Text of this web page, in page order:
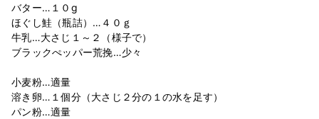
バター…１０g
ほぐし鮭（瓶詰）…４０ｇ
牛乳…大さじ１～２（様子で）
ブラックぺッパー荒挽…少々
小麦粉…適量
溶き卵…１個分（大さじ２分の１の水を足す）
パン粉…適量